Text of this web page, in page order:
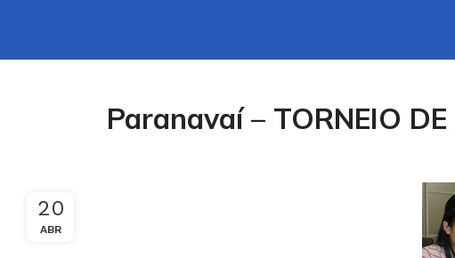
Paranavaí – TORNEIO
20
ABR